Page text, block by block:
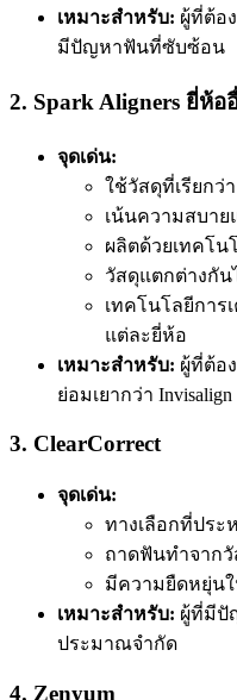
เหมาะสำหรับ: ผู้ที่ต้อ
มีปัญหาฟันที่ซับซ้อน
2. Spark Aligners ยี่ห้อ
จุดเด่น:
ใช้วัสดุที่เรียกว่
เน้นความสบาย
ผลิตด้วยเทคโน
วัสดุแตกต่างกั
เทคโนโลยีกา
แต่ละยี่ห้อ
เหมาะสำหรับ: ผู้ที่ต้อ
ย่อมเยากว่า Invisalign
3. ClearCorrect
จุดเด่น:
ทางเลือกที่ประ
ถาดฟันทำจาก
มีความยืดหยุ่น
เหมาะสำหรับ: ผู้ที่มีปั
ประมาณจำกัด
4. Zenyum